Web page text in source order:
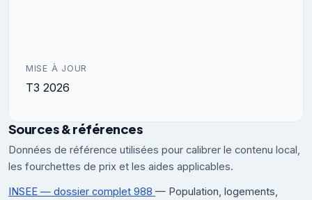
MISE À JOUR
T3 2026
Sources & références
Données de référence utilisées pour calibrer le contenu local,
les fourchettes de prix et les aides applicables.
INSEE — dossier complet 988 — Population, logements,